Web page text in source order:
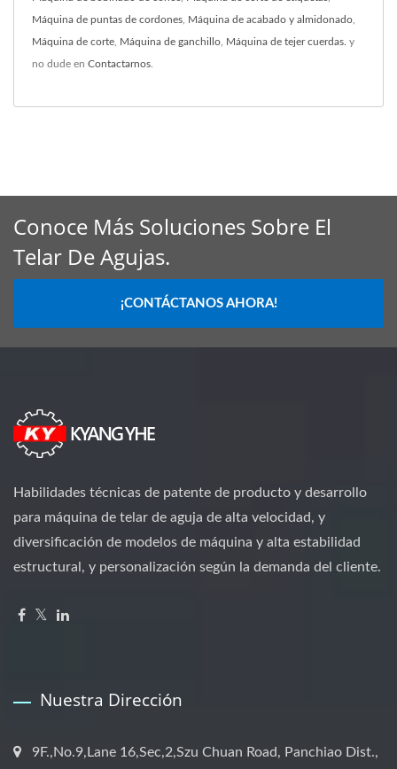
Máquina de puntas de cordones Máquina de acabado y almidonado
Máquina de corte Máquina de ganchillo Máquina de tejer cuerdas. y
no dude en Contactarnos
Conoce Más Soluciones Sobre El
Telar De Agujas.
¡CONTÁCTANOS AHORA!
Habilidades técnicas de patente de producto y desarrollo
para máquina de telar de aguja de alta velocidad, y
diversificación de modelos de máquina y alta estabilidad
estructural, y personalización según la demanda del cliente.
Nuestra Dirección
9F.,No.9,Lane 16,Sec,2,Szu Chuan Road, Panchiao Dist.,